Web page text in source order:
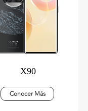
X90
Conocer Más